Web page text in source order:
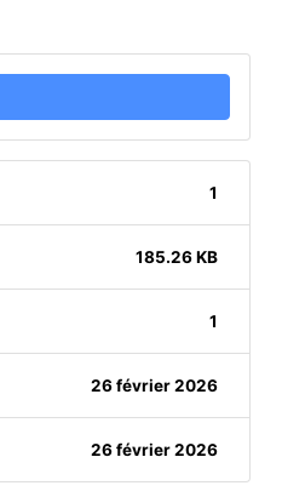
1
185.26 KB
1
26 février 2026
26 février 2026